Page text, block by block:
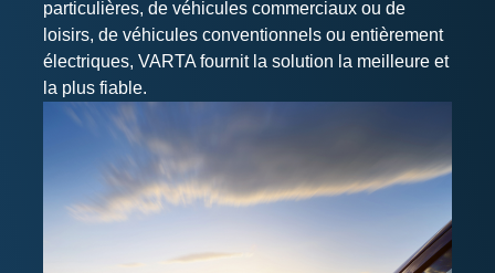
particulières, de véhicules commerciaux ou de
loisirs, de véhicules conventionnels ou entièrement
électriques, VARTA fournit la solution la meilleure et
la plus fiable.